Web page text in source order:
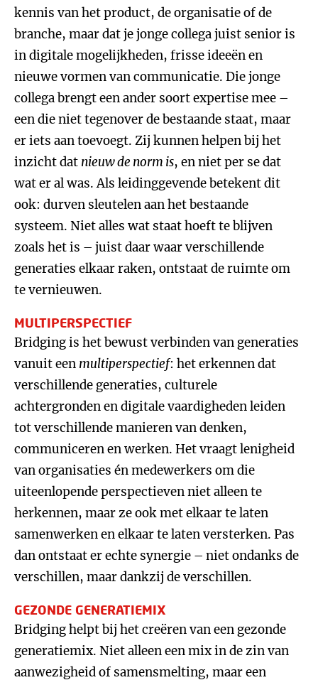
kennis van het product, de organisatie of de
branche, maar dat je jonge collega juist senior is
in digitale mogelijkheden, frisse ideeën en
nieuwe vormen van communicatie. Die jonge
collega brengt een ander soort expertise mee –
een die niet tegenover de bestaande staat, maar
er iets aan toevoegt. Zij kunnen helpen bij het
inzicht dat nieuw de norm is, en niet per se dat
wat er al was. Als leidinggevende betekent dit
ook: durven sleutelen aan het bestaande
systeem. Niet alles wat staat hoeft te blijven
zoals het is – juist daar waar verschillende
generaties elkaar raken, ontstaat de ruimte om
te vernieuwen.
MULTIPERSPECTIEF
Bridging is het bewust verbinden van generaties
vanuit een multiperspectief: het erkennen dat
verschillende generaties, culturele
achtergronden en digitale vaardigheden leiden
tot verschillende manieren van denken,
communiceren en werken. Het vraagt lenigheid
van organisaties én medewerkers om die
uiteenlopende perspectieven niet alleen te
herkennen, maar ze ook met elkaar te laten
samenwerken en elkaar te laten versterken. Pas
dan ontstaat er echte synergie – niet ondanks de
verschillen, maar dankzij de verschillen.
GEZONDE GENERATIEMIX
Bridging helpt bij het creëren van een gezonde
generatiemix. Niet alleen een mix in de zin van
aanwezigheid of samensmelting, maar een